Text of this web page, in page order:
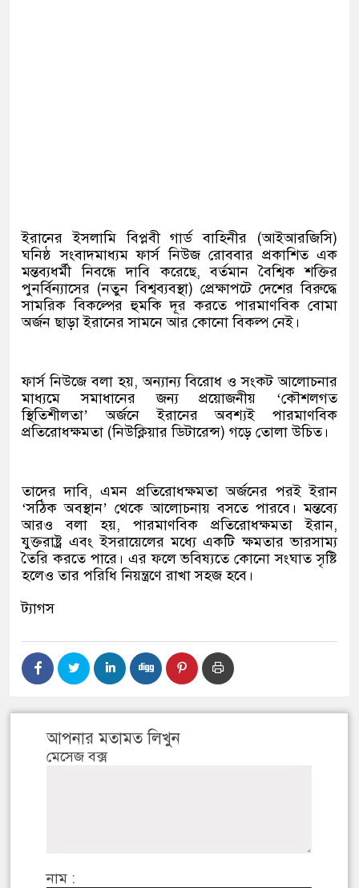
ইরানের ইসলামি বিপ্লবী গার্ড বাহিনীর (আইআরজিসি)
ঘনিষ্ঠ সংবাদমাধ্যম ফার্স নিউজ রোববার প্রকাশিত এক
মন্তব্যধর্মী নিবন্ধে দাবি করেছে, বর্তমান বৈশ্বিক শক্তির
পুনর্বিন্যাসের (নতুন বিশ্বব্যবস্থা) প্রেক্ষাপটে দেশের বিরুদ্ধে
সামরিক বিকল্পের হুমকি দূর করতে পারমাণবিক বোমা
অর্জন ছাড়া ইরানের সামনে আর কোনো বিকল্প নেই।
ফার্স নিউজে বলা হয়, অন্যান্য বিরোধ ও সংকট আলোচনার
মাধ্যমে সমাধানের জন্য প্রয়োজনীয় ‘কৌশলগত
স্থিতিশীলতা’ অর্জনে ইরানের অবশ্যই পারমাণবিক
প্রতিরোধক্ষমতা (নিউক্লিয়ার ডিটারেন্স) গড়ে তোলা উচিত।
তাদের দাবি, এমন প্রতিরোধক্ষমতা অর্জনের পরই ইরান
‘সঠিক অবস্থান’ থেকে আলোচনায় বসতে পারবে। মন্তব্যে
আরও বলা হয়, পারমাণবিক প্রতিরোধক্ষমতা ইরান,
যুক্তরাষ্ট্র এবং ইসরায়েলের মধ্যে একটি ক্ষমতার ভারসাম্য
তৈরি করতে পারে। এর ফলে ভবিষ্যতে কোনো সংঘাত সৃষ্টি
হলেও তার পরিধি নিয়ন্ত্রণে রাখা সহজ হবে।
ট্যাগস
আপনার মতামত লিখুন
মেসেজ বক্স
নাম :